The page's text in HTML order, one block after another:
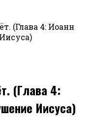
(Глава 4: Иоанн
(Глава 4:
Иисуса)